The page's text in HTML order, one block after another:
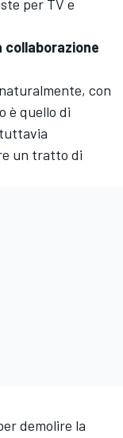
per TV e
con
è quello di
un tratto di
demolire la